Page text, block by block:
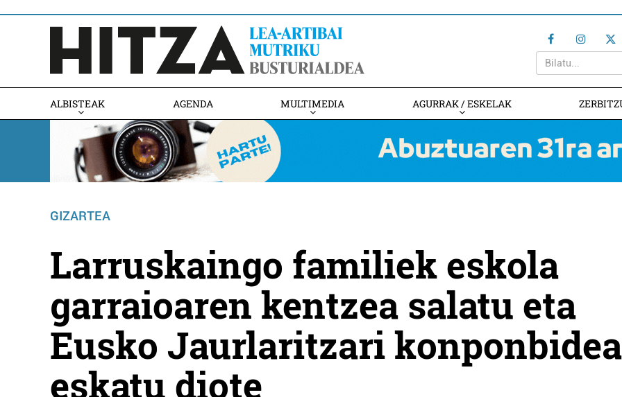
ALBISTEAK AGENDA MULTIMEDIA AGURRAK / ESKELAK
GIZARTEA
Larruskaingo familiek eskola
garraioaren kentzea salatu eta
Eusko Jaurlaritzari konponbidea
eskatu diote